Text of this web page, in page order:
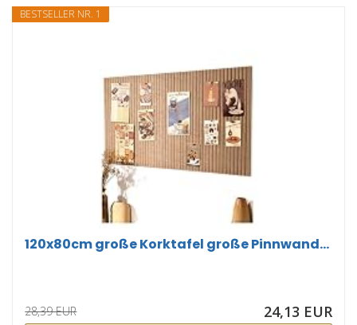
BESTSELLER NR. 1
120x80cm große Korktafel große Pinnwand...
28,39 EUR 24,13 EUR